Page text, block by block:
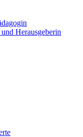
Herausgeberin